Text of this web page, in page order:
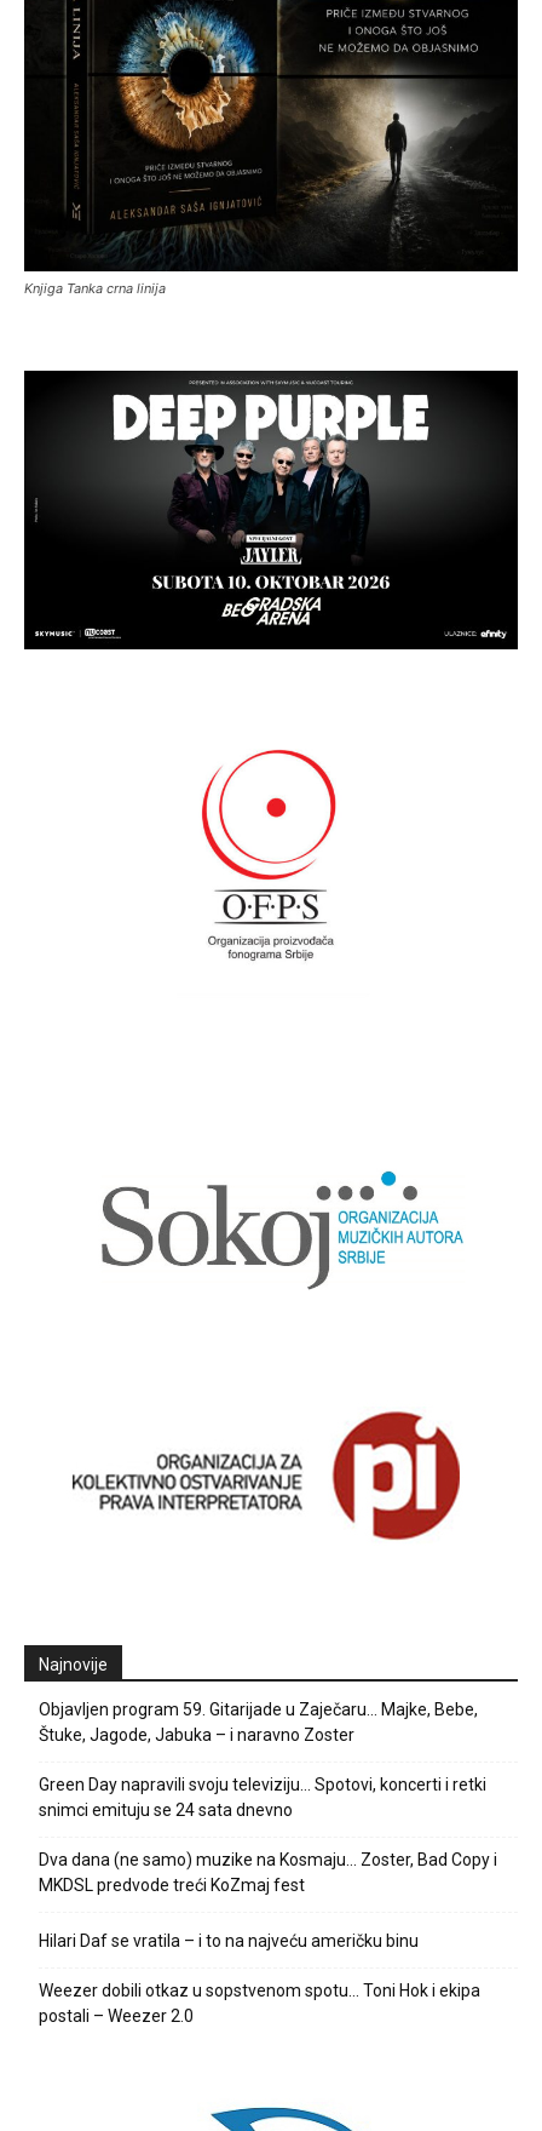
Knjiga Tanka crna linija
Najnovije
Objavljen program 59. Gitarijade u Zaječaru… Majke, Bebe,
Štuke, Jagode, Jabuka – i naravno Zoster
Green Day napravili svoju televiziju… Spotovi, koncerti i retki
snimci emituju se 24 sata dnevno
Dva dana (ne samo) muzike na Kosmaju… Zoster, Bad Copy i
MKDSL predvode treći KoZmaj fest
Hilari Daf se vratila – i to na najveću američku binu
Weezer dobili otkaz u sopstvenom spotu… Toni Hok i ekipa
postali – Weezer 2.0